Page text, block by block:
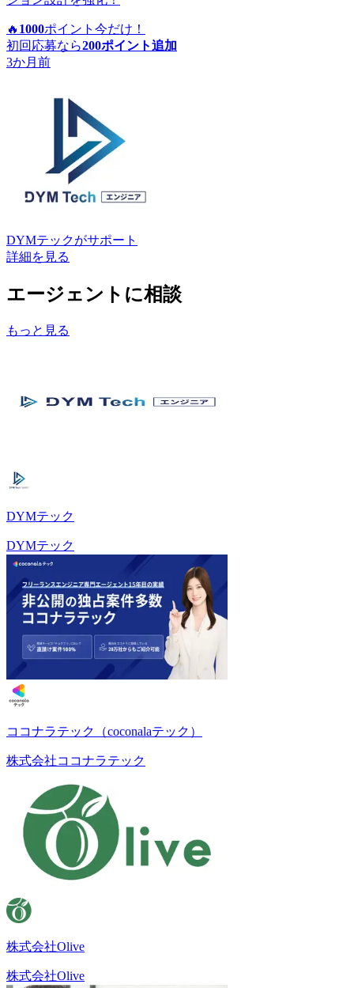
🔥 1000ポイント 今だけ！
初回応募なら200ポイント追加
3か月前
DYMテックがサポート
詳細を見る
エージェントに相談
もっと見る
DYMテック
DYMテック
ココナラテック（coconalaテック）
株式会社ココナラテック
株式会社Olive
株式会社Olive